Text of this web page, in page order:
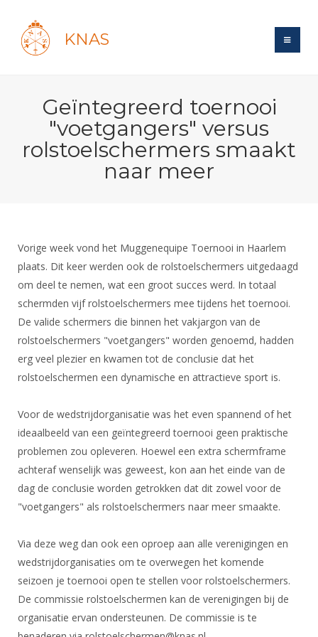
KNAS
Login
Recent posts
Maandelijks archief
Evenement
Website
Handleiding
Bond
Bond
Reglementen
Ledencijfers
Sponsors en Partners
Bestuur
Commissies
Ereleden
Leden van Verdiensten
Vacatures
Bondsbureau
Medewerkers
Samenwerking
Formulieren
Schermen
Veteranen
Lichtzwaardschermen
Wedstrijdsport
Ranglijsten
Inschrijven
Materiaal
Rolstoelschermen
Wedstrijdkalender
NK's
JPT
Veteranenwedstrijden
NK's
DBT
FBT
SBT
Atletencommissie
Internationale Titeltoernooien
Internationale aanmeldingen
Spreekbeurtpakket
Ouders en vereniging
Jeugdkampen
Brassardsysteem
Voor coaches en leraren
Nationale opleidingen
Internationale opleidingen
Opleidingen
Leraar
Voor scheidsrechters
Nieuws
Scheidsrechterslijst
Scheidsrechter Documentatie
Forums
Schermforum
Nieuws
Zoek Vereniging
Contact
NK organiseren
Geïntegreerd toernooi
"voetgangers" versus
rolstoelschermers smaakt
naar meer
Vorige week vond het Muggenequipe Toernooi in Haarlem
plaats. Dit keer werden ook de rolstoelschermers uitgedaagd
om deel te nemen, wat een groot succes werd. In totaal
schermden vijf rolstoelschermers mee tijdens het toernooi.
De valide schermers die binnen het vakjargon van de
rolstoelschermers "voetgangers" worden genoemd, hadden
erg veel plezier en kwamen tot de conclusie dat het
rolstoelschermen een dynamische en attractieve sport is.
Voor de wedstrijdorganisatie was het even spannend of het
ideaalbeeld van een geïntegreerd toernooi geen praktische
problemen zou opleveren. Hoewel een extra schermframe
achteraf wenselijk was geweest, kon aan het einde van de
dag de conclusie worden getrokken dat dit zowel voor de
"voetgangers" als rolstoelschermers naar meer smaakte.
Via deze weg dan ook een oproep aan alle verenigingen en
wedstrijdorganisaties om te overwegen het komende
seizoen je toernooi open te stellen voor rolstoelschermers.
De commissie rolstoelschermen kan de verenigingen bij de
organisatie ervan ondersteunen. De commissie is te